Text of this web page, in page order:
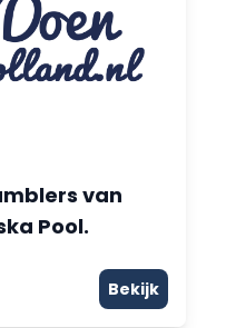
van
Pool.
Bekijk